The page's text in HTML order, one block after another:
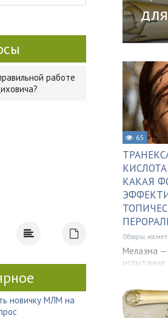
работе
новичку МЛМ на
65
КАКАЯ
Обзоры,
Мелазма —
которые